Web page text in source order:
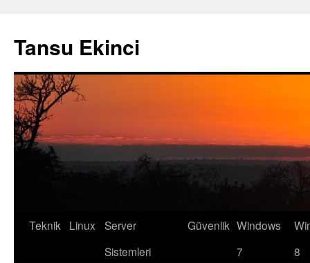
Tansu Ekinci
Skip
Teknik Linux
Server
Sistemleri
Güvenlik Windows
7
8